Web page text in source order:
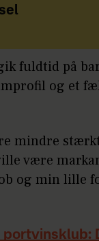
fuldtid på
og et
mindre
være
og min lille